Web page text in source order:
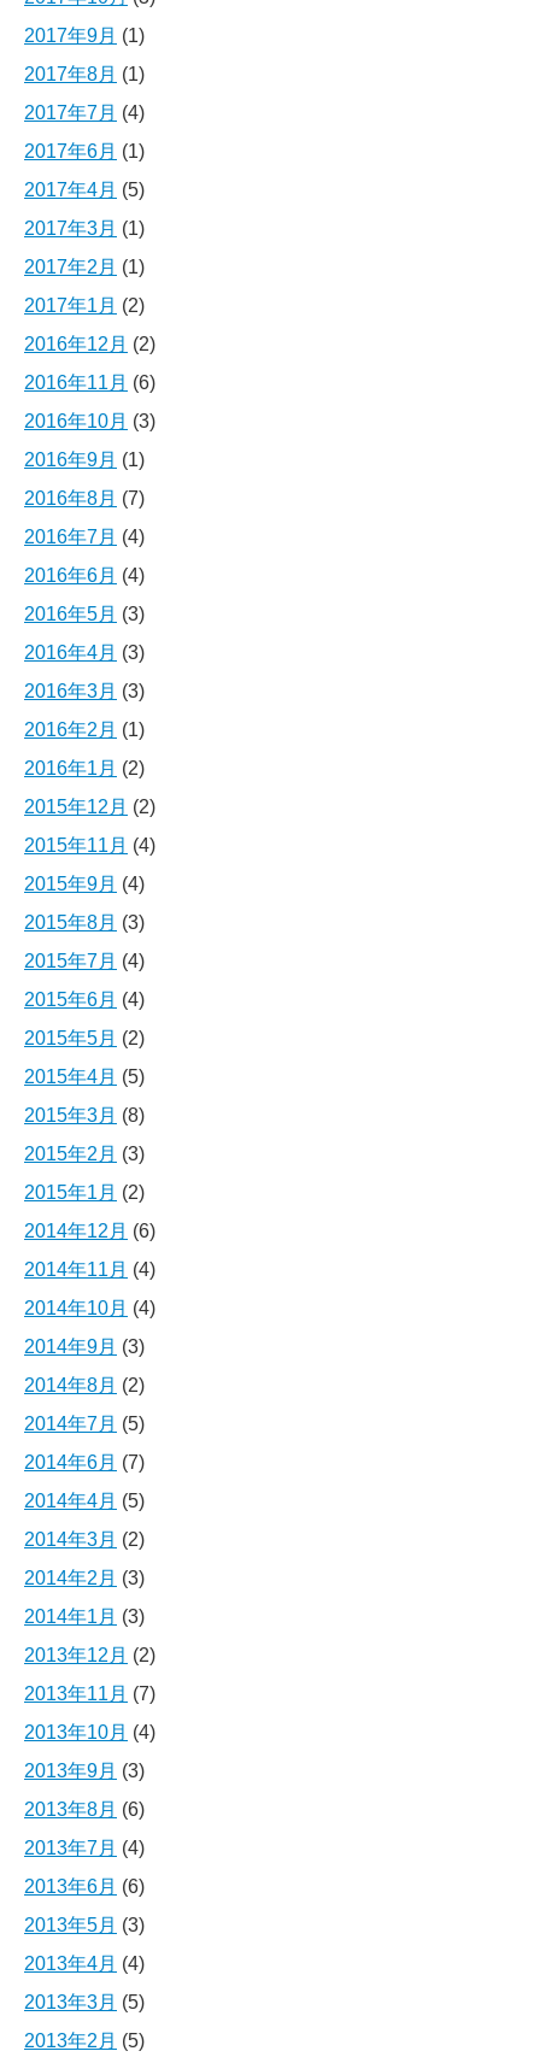
2017年9月 (1)
2017年8月 (1)
2017年7月 (4)
2017年6月 (1)
2017年4月 (5)
2017年3月 (1)
2017年2月 (1)
2017年1月 (2)
2016年12月 (2)
2016年11月 (6)
2016年10月 (3)
2016年9月 (1)
2016年8月 (7)
2016年7月 (4)
2016年6月 (4)
2016年5月 (3)
2016年4月 (3)
2016年3月 (3)
2016年2月 (1)
2016年1月 (2)
2015年12月 (2)
2015年11月 (4)
2015年9月 (4)
2015年8月 (3)
2015年7月 (4)
2015年6月 (4)
2015年5月 (2)
2015年4月 (5)
2015年3月 (8)
2015年2月 (3)
2015年1月 (2)
2014年12月 (6)
2014年11月 (4)
2014年10月 (4)
2014年9月 (3)
2014年8月 (2)
2014年7月 (5)
2014年6月 (7)
2014年4月 (5)
2014年3月 (2)
2014年2月 (3)
2014年1月 (3)
2013年12月 (2)
2013年11月 (7)
2013年10月 (4)
2013年9月 (3)
2013年8月 (6)
2013年7月 (4)
2013年6月 (6)
2013年5月 (3)
2013年4月 (4)
2013年3月 (5)
2013年2月 (5)